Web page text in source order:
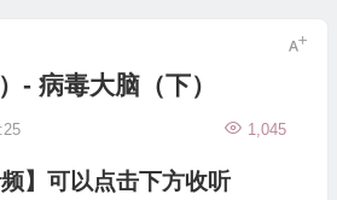
- 病毒大脑（下）
1,045
】可以点击下方收听